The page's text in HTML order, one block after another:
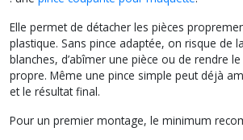
Elle permet de détacher les pièces
plastique. Sans pince adaptée, on risque de
blanches, d’abîmer une pièce ou de rendre
propre. Même une pince simple peut déjà
et le résultat final.
Pour un premier montage, le minimum